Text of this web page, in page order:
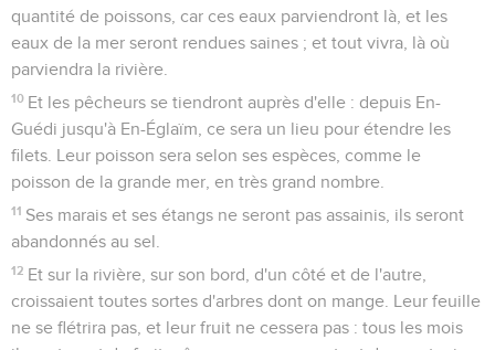
quantité de poissons, car ces eaux parviendront là, et les
eaux de la mer seront rendues saines ; et tout vivra, là où
parviendra la rivière.
10 Et les pêcheurs se tiendront auprès d'elle : depuis En-
Guédi jusqu'à En-Églaïm, ce sera un lieu pour étendre les
filets. Leur poisson sera selon ses espèces, comme le
poisson de la grande mer, en très grand nombre.
11 Ses marais et ses étangs ne seront pas assainis, ils seront
abandonnés au sel.
12 Et sur la rivière, sur son bord, d'un côté et de l'autre,
croissaient toutes sortes d'arbres dont on mange. Leur feuille
ne se flétrira pas, et leur fruit ne cessera pas : tous les mois